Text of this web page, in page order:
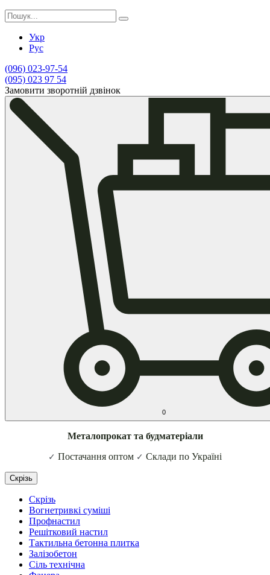
Укр
Рус
(096) 023-97-54
(095) 023 97 54
Замовити зворотній дзвінок
0
Металопрокат та будматеріали
✓ Постачання оптом ✓ Склади по Україні
Скрізь
Скрізь
Вогнетривкі суміші
Профнастил
Решітковий настил
Тактильна бетонна плитка
Залізобетон
Сіль технічна